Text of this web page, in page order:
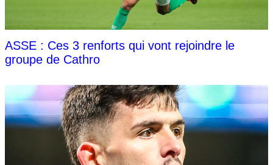
ASSE : Ces 3 renforts qui vont rejoindre le
groupe de Cathro